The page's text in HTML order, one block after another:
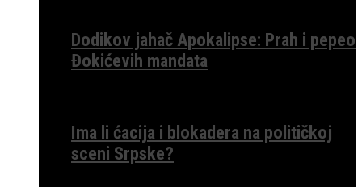
Dodikov jahač Apokalipse: Prah i pepeo
Đokićevih mandata
Ima li ćacija i blokadera na političkoj
sceni Srpske?